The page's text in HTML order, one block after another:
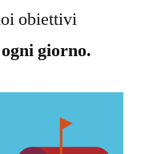
obiettivi
giorno.